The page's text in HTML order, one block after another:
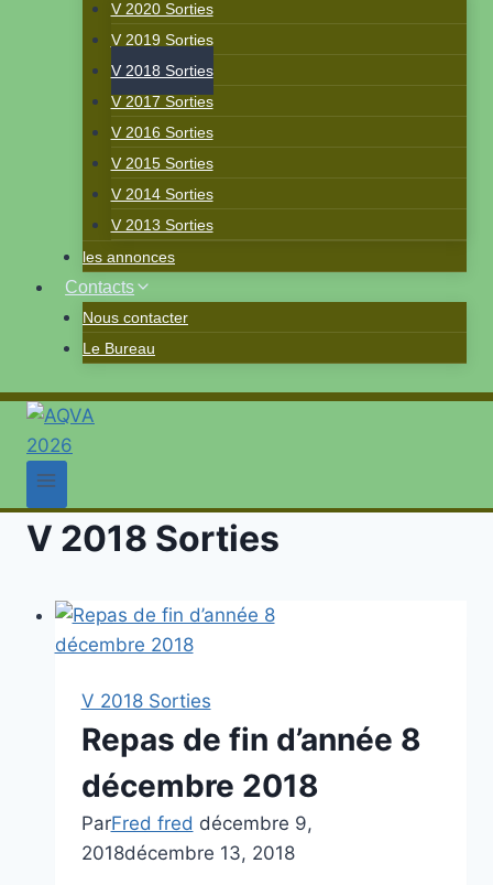
V 2020 Sorties
V 2019 Sorties
V 2018 Sorties
V 2017 Sorties
V 2016 Sorties
V 2015 Sorties
V 2014 Sorties
V 2013 Sorties
les annonces
Contacts
Nous contacter
Le Bureau
V 2018 Sorties
V 2018 Sorties
Repas de fin d’année 8
décembre 2018
ParFred fred décembre 9,
2018décembre 13, 2018